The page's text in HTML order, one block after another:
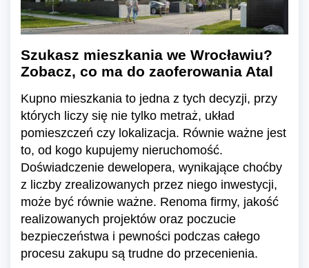
Szukasz mieszkania we Wrocławiu?
Zobacz, co ma do zaoferowania Atal
Kupno mieszkania to jedna z tych decyzji, przy
których liczy się nie tylko metraż, układ
pomieszczeń czy lokalizacja. Równie ważne jest
to, od kogo kupujemy nieruchomość.
Doświadczenie dewelopera, wynikające choćby
z liczby zrealizowanych przez niego inwestycji,
może być równie ważne. Renoma firmy, jakość
realizowanych projektów oraz poczucie
bezpieczeństwa i pewności podczas całego
procesu zakupu są trudne do przecenienia.